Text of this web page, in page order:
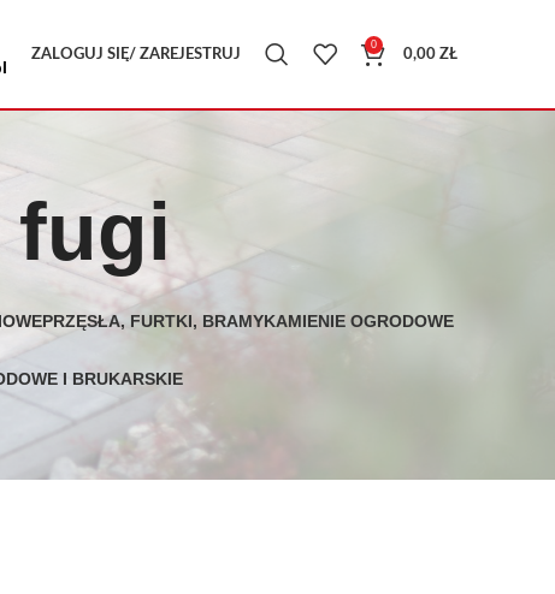
ZALOGUJ SIĘ/ ZAREJESTRUJ
0
0,00 ZŁ
fugi
PRZĘSŁA, FURTKI, BRAMYKAMIENIE OGRODOWE
I BRUKARSKIE